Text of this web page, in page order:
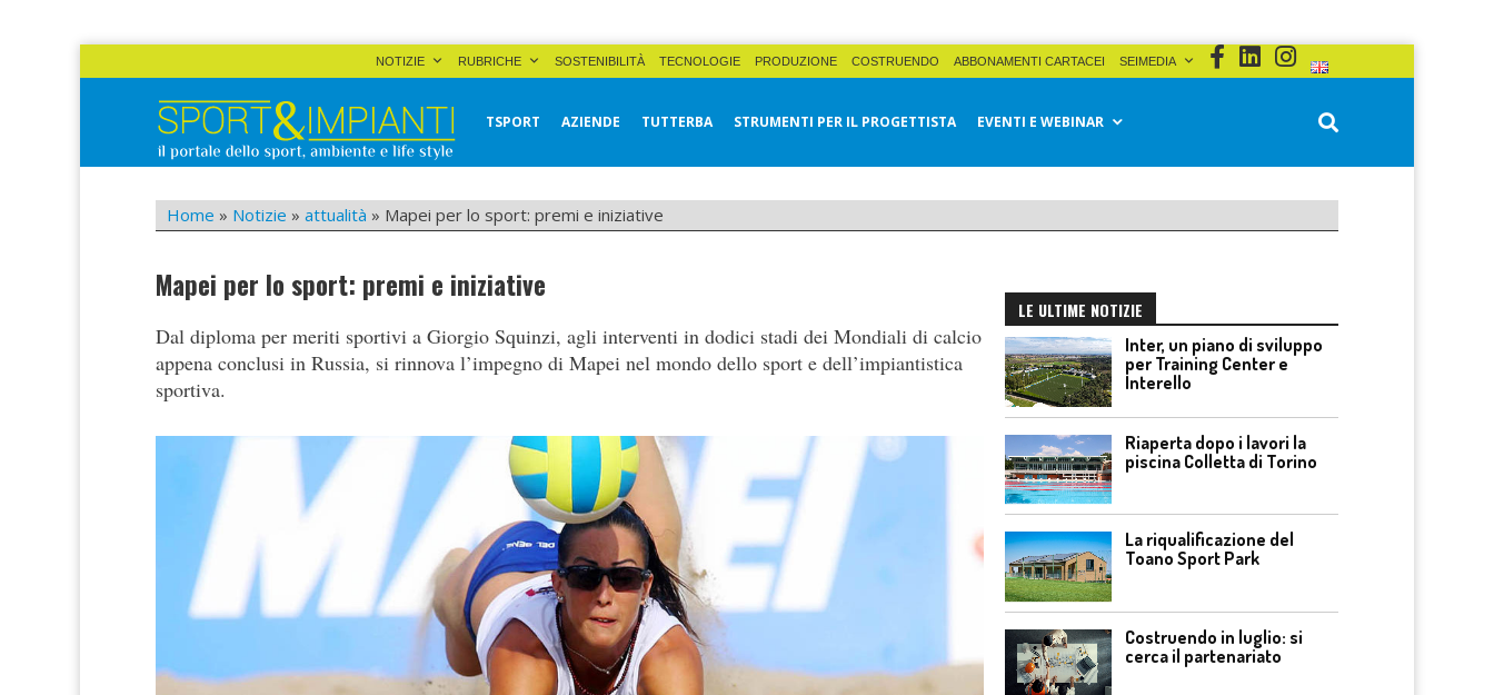
NOTIZIE RUBRICHE SOSTENIBILITÀ TECNOLOGIE PRODUZIONE COSTRUENDO ABBONAMENTI CARTACEI SEIMEDIA
Sport&Impianti
TSPORT AZIENDE TUTTERBA STRUMENTI PER IL PROGETTISTA EVENTI E WEBINAR
Home » Notizie » attualità » Mapei per lo sport: premi e iniziative
Mapei per lo sport: premi e iniziative
Dal diploma per meriti sportivi a Giorgio Squinzi, agli interventi in dodici stadi dei Mondiali di calcio
appena conclusi in Russia, si rinnova l’impegno di Mapei nel mondo dello sport e dell’impiantistica
sportiva.
LE ULTIME NOTIZIE
Inter, un piano di sviluppo
per Training Center e
Interello
Riaperta dopo i lavori la
piscina Colletta di Torino
La riqualificazione del
Toano Sport Park
Costruendo in luglio: si
cerca il partenariato